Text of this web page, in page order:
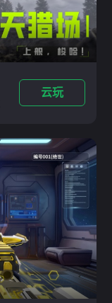
云玩